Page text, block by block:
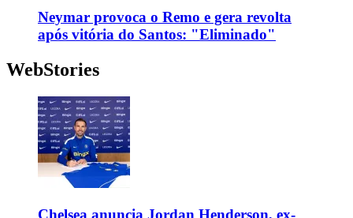
Neymar provoca o Remo e gera revolta
após vitória do Santos: "Eliminado"
WebStories
Chelsea anuncia Jordan Henderson, ex-